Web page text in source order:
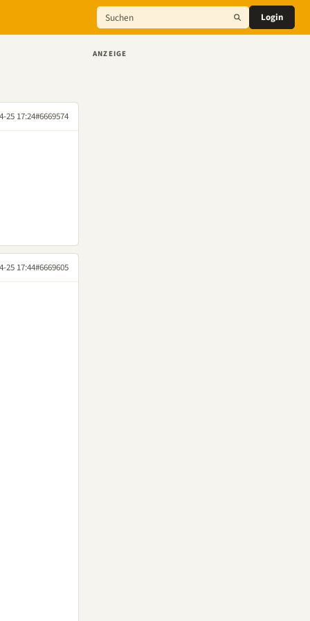
Login
25 17:24#6669574
25 17:44#6669605
ANZEIGE